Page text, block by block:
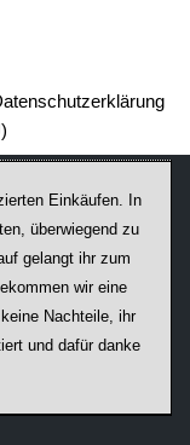
Einkäufen. In
überwiegend zu
ge­lan­gt ihr zum
wir ei­ne
Nachteile, ihr
und dafür danke